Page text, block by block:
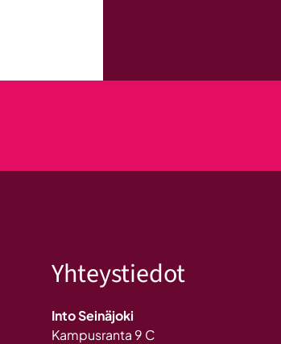
Yhteystiedot
Into Seinäjoki
Kampusranta 9 C